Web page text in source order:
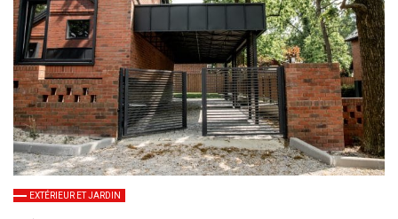
EXTÉRIEUR ET JARDIN